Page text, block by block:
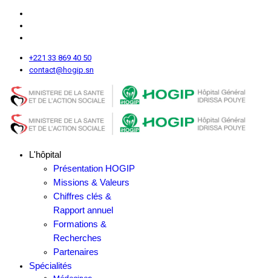
+221 33 869 40 50
contact@hogip.sn
L'hôpital
Présentation HOGIP
Missions & Valeurs
Chiffres clés &
Rapport annuel
Formations &
Recherches
Partenaires
Spécialités